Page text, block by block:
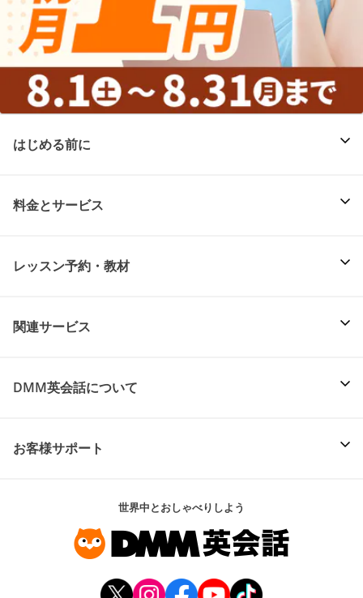
はじめる前に
料金とサービス
レッスン予約・教材
関連サービス
DMM英会話について
お客様サポート
世界中とおしゃべりしよう